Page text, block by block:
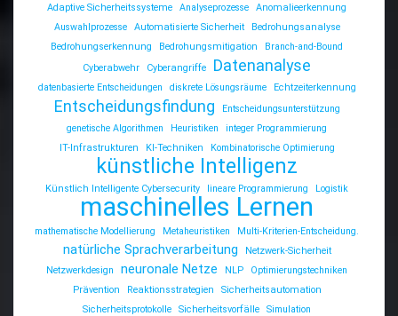
Adaptive Sicherheitssysteme Analyseprozesse
Anomalieerkennung
Auswahlprozesse
Automatisierte Sicherheit
Bedrohungsanalyse
Bedrohungserkennung
Bedrohungsmitigation
Branch-and-Bound
Cyberabwehr
Cyberangriffe Datenanalyse
datenbasierte Entscheidungen diskrete Lösungsräume Echtzeiterkennung
Entscheidungsfindung
Entscheidungsunterstützung
genetische Algorithmen
Heuristiken
integer Programmierung
IT-Infrastrukturen
KI-Techniken Kombinatorische Optimierung
künstliche Intelligenz
Künstlich Intelligente Cybersecurity lineare Programmierung Logistik
maschinelles Lernen
mathematische Modellierung Metaheuristiken Multi-Kriterien-Entscheidung.
natürliche Sprachverarbeitung
Netzwerk-Sicherheit
Netzwerkdesign
neuronale Netze NLP
Optimierungstechniken
Prävention
Reaktionsstrategien
Sicherheitsautomation
Sicherheitsprotokolle
Sicherheitsvorfälle
Simulation